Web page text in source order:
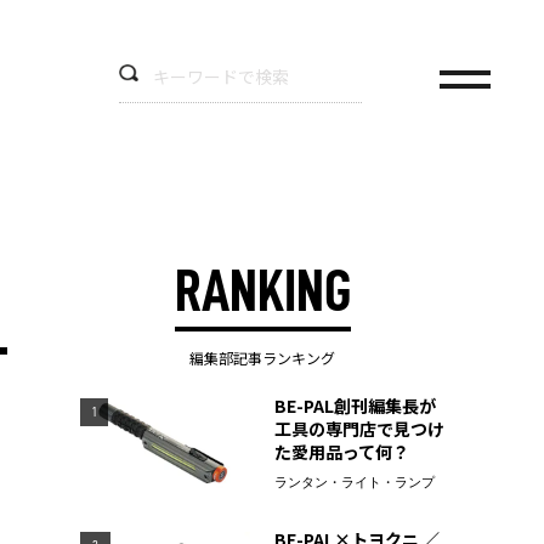
RANKING
編集部記事ランキング
1
BE-PAL創刊編集長が
工具の専門店で見つけ
た愛用品って何？
ランタン・ライト・ランプ
BE-PAL×トヨクニ ／